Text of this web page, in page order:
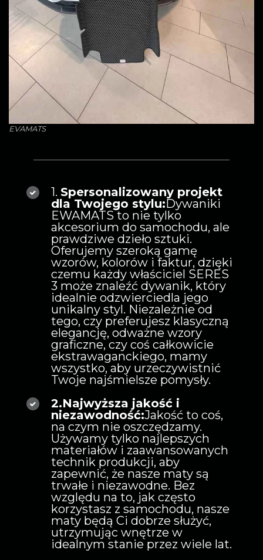
EVAMATS
1. Spersonalizowany projekt
dla Twojego stylu:Dywaniki
EWAMATS to nie tylko
akcesorium do samochodu, ale
prawdziwe dzieło sztuki.
Oferujemy szeroką gamę
wzorów, kolorów i faktur, dzięki
czemu każdy właściciel SERES
3 może znaleźć dywanik, który
idealnie odzwierciedla jego
unikalny styl. Niezależnie od
tego, czy preferujesz klasyczną
elegancję, odważne wzory
graficzne, czy coś całkowicie
ekstrawaganckiego, mamy
wszystko, aby urzeczywistnić
Twoje najśmielsze pomysły.
2.Najwyższa jakość i
niezawodność:Jakość to coś,
na czym nie oszczędzamy.
Używamy tylko najlepszych
materiałów i zaawansowanych
technik produkcji, aby
zapewnić, że nasze maty są
trwałe i niezawodne. Bez
względu na to, jak często
korzystasz z samochodu, nasze
maty będą Ci dobrze służyć,
utrzymując wnętrze w
idealnym stanie przez wiele lat.